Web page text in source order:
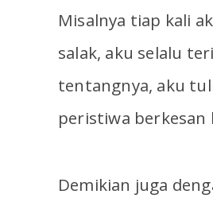
Misalnya tiap kali
salak, aku selalu
tentangnya, aku
peristiwa berkesan
Demikian juga